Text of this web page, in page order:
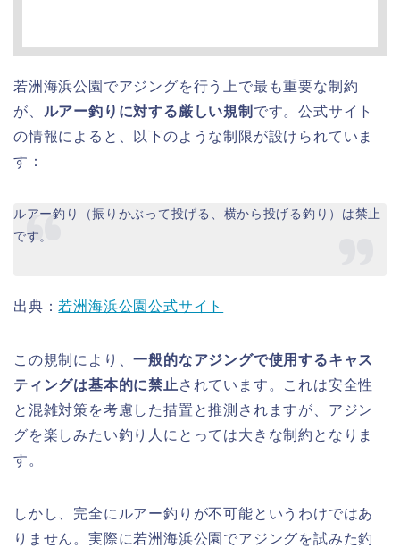
若洲海浜公園でアジングを行う上で最も重要な制約
が、 ルアー釣りに対する厳しい規制 です。公式サイト
の情報によると、以下のような制限が設けられていま
す：
ルアー釣り（振りかぶって投げる、横から投げる釣り）は禁止
です。
出典： 若洲海浜公園公式サイト
この規制により、一般的なアジングで使用するキャス
ティングは基本的に禁止 されています。これは安全性
と混雑対策を考慮した措置と推測されますが、アジン
グを楽しみたい釣り人にとっては大きな制約となりま
す。
しかし、完全にルアー釣りが不可能というわけではあ
りません。実際に若洲海浜公園でアジングを試みた釣